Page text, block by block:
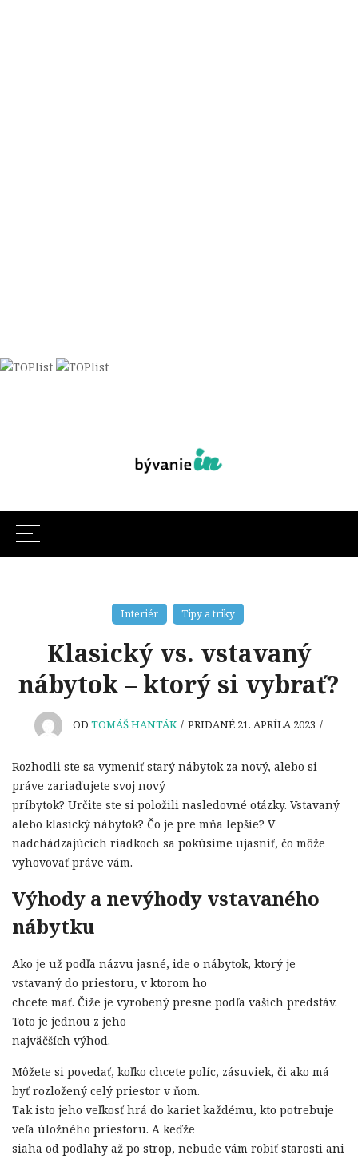
Interiér Tipy a triky
Klasický vs. vstavaný
nábytok – ktorý si vybrať?
OD TOMÁŠ HANTÁK / PRIDANÉ 21. APRÍLA 2023 /
Rozhodli ste sa vymeniť starý nábytok za nový, alebo si
práve zariaďujete svoj nový
príbytok? Určite ste si položili nasledovné otázky. Vstavaný
alebo klasický nábytok? Čo je pre mňa lepšie? V
nadchádzajúcich riadkoch sa pokúsime ujasniť, čo môže
vyhovovať práve vám.
Výhody a nevýhody vstavaného
nábytku
Ako je už podľa názvu jasné, ide o nábytok, ktorý je
vstavaný do priestoru, v ktorom ho
chcete mať. Čiže je vyrobený presne podľa vašich predstáv.
Toto je jednou z jeho
najväčších výhod.
Môžete si povedať, koľko chcete políc, zásuviek, či ako má
byť rozložený celý priestor v ňom.
Tak isto jeho veľkosť hrá do kariet každému, kto potrebuje
veľa úložného priestoru. A keďže
siaha od podlahy až po strop, nebude vám robiť starosti ani